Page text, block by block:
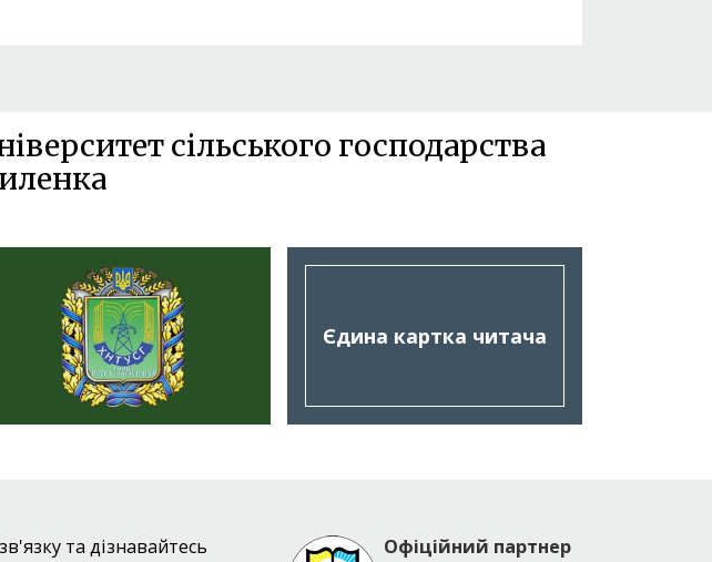
сільського господарства
Єдина картка читача
та дізнавайтесь
Офіційний партнер